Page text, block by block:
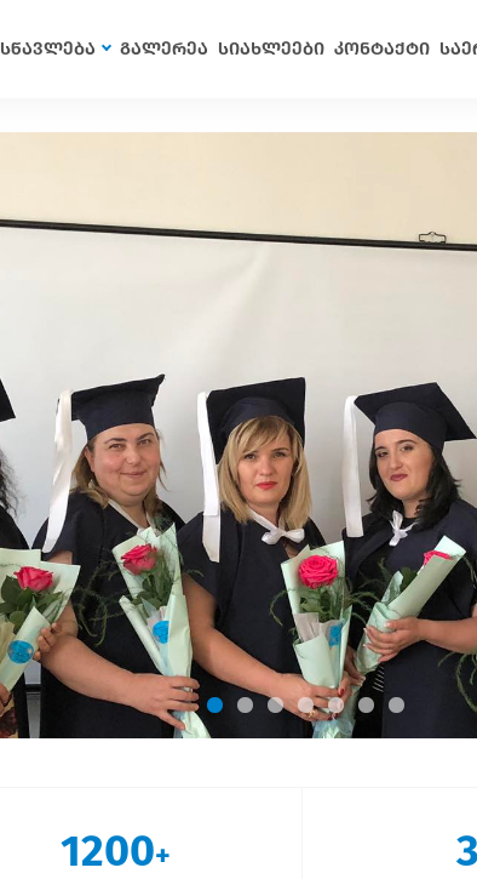
სწავლება გალერეა სიახლეები კონტაქტი
1200+